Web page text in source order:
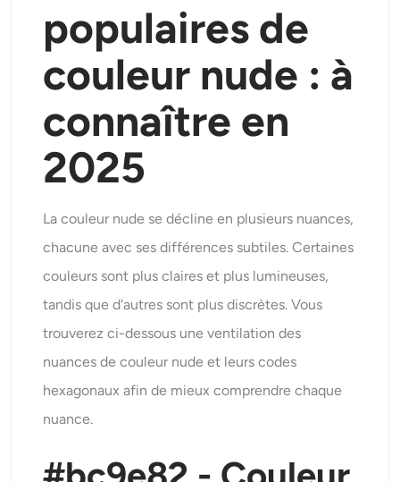
populaires de
couleur nude : à
connaître en
2025
La couleur nude se décline en plusieurs nuances,
chacune avec ses différences subtiles. Certaines
couleurs sont plus claires et plus lumineuses,
tandis que d'autres sont plus discrètes. Vous
trouverez ci-dessous une ventilation des
nuances de couleur nude et leurs codes
hexagonaux afin de mieux comprendre chaque
nuance.